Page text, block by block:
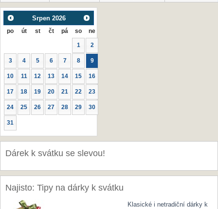
Srpen 2026
po út st čt pá so ne
1 2
3 4 5 6 7 8 9
10 11 12 13 14 15 16
17 18 19 20 21 22 23
24 25 26 27 28 29 30
31
Dárek k svátku se slevou!
Najisto: Tipy na dárky k svátku
Klasické i netradiční dárky k